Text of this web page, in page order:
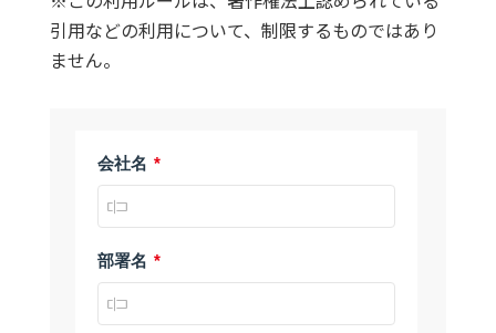
引用などの利用について、制限するものではあり
ません。